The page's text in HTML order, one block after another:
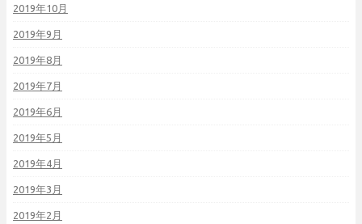
2019年10月
2019年9月
2019年8月
2019年7月
2019年6月
2019年5月
2019年4月
2019年3月
2019年2月